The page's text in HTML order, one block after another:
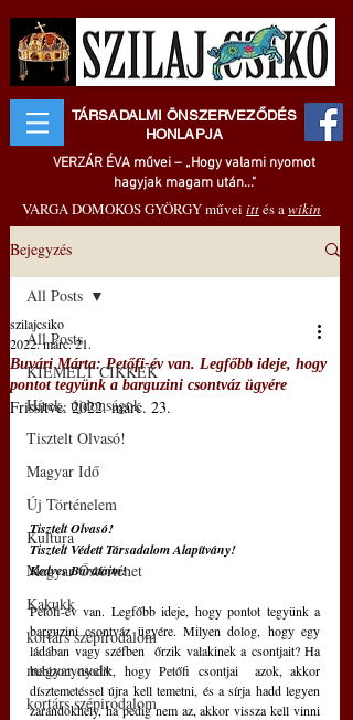
TÁRSADALMI ÖNSZERVEZŐDÉS
HONLAPJA
VERZÁR ÉVA művei – „Hogy valami nyomot
hagyjak magam után..."
VARGA DOMOKOS GYÖRGY művei ittés awikin
Bejegyzés
All Posts
KIEMELT CIKKEK
Hírek, újdonságok
Tisztelt Olvasó!
Magyar Idő
Új Történelem
Kultúra
Magyar Őstörténet
Kakukk
kortárs szépirodalom
magyar nyelv
kortárs szépirodalom
All Posts
Buvári Márta: Petőfi-év van. Legfőbb ideje, hogy
pontot tegyünk a barguzini csontváz ügyére
szilajcsiko
2022. márc. 21.
Frissítve:2022. márc. 23.
Tisztelt Olvasó!
Tisztelt Védett Társadalom Alapítvány!
Kedves Barátaim!
Petőfi-év van. Legfőbb ideje, hogy pontot tegyünk a
barguzini csontváz ügyére. Milyen dolog, hogy egy
ládában vagy széfben  őrzik valakinek a csontjait? Ha
bebizonyosodik, hogy Petőfi csontjai  azok, akkor
dísztemetéssel újra kell temetni, és a sírja hadd legyen
zarándokhely, ha pedig nem az, akkor vissza kell vinni